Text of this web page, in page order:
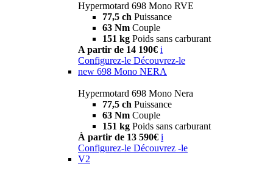
Hypermotard 698 Mono RVE
77,5 ch Puissance
63 Nm Couple
151 kg Poids sans carburant
A partir de 14 190€ i
Configurez-le Découvrez-le
new 698 Mono NERA
Hypermotard 698 Mono Nera
77,5 ch Puissance
63 Nm Couple
151 kg Poids sans carburant
À partir de 13 590€ i
Configurez-le Découvrez -le
V2